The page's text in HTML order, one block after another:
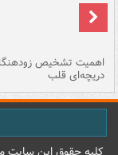
اهمیت تشخیص
دریچه‌ای قلب